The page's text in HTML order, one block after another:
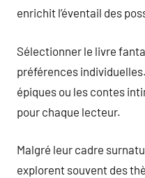
enrichit l’éventail des
Sélectionner le livre
préférences
épiques ou les contes
pour chaque lecteur.
Malgré leur cadre
explorent souvent des